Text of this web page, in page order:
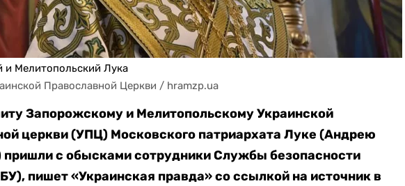
Мелитопольский Лука
Православной Церкви / hramzp.ua
Запорожскому и Мелитопольскому Украинской
церкви (УПЦ) Московского патриархата Луке (Андрею
пришли с обысками сотрудники Службы безопасности
пишет «Украинская правда» со ссылкой на источник в